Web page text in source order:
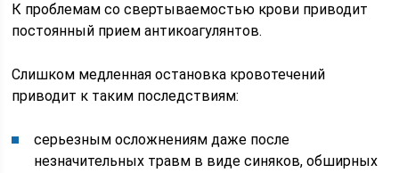
К проблемам со свертываемостью крови приводит
постоянный прием антикоагулянтов.
Слишком медленная остановка кровотечений
приводит к таким последствиям:
серьезным осложнениям даже после
незначительных травм в виде синяков, обширных